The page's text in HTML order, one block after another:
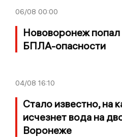
06/08 00:00
Нововоронеж попал
БПЛА-опасности
04/08 16:10
Стало известно, на
исчезнет вода на
Воронеже